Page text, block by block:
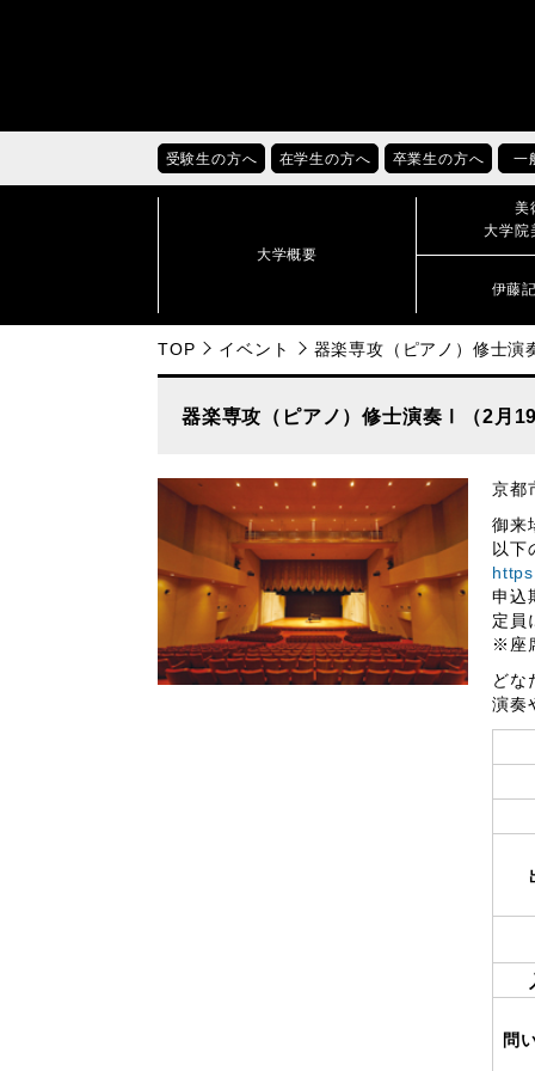
受験生の方へ 在学生の方へ 卒業生の方へ 一
大学概要
美
大学院
伊藤
TOP イベント 器楽専攻（ピアノ）修士
器楽専攻（ピアノ）修士演奏Ⅰ（2月
京都
御来
以下
申込
定員
※座
どな
演奏
問